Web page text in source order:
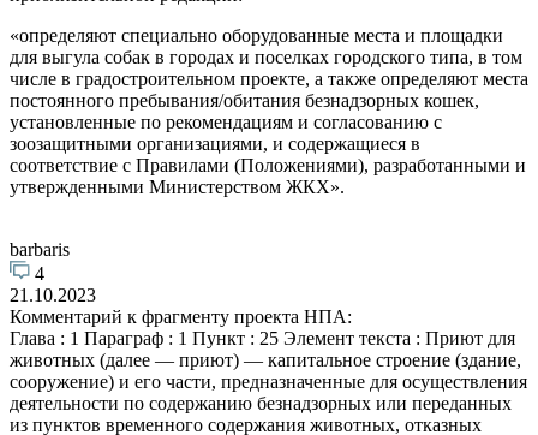
«определяют специально оборудованные места и площадки
для выгула собак в городах и поселках городского типа, в том
числе в градостроительном проекте, а также определяют места
постоянного пребывания/обитания безнадзорных кошек,
установленные по рекомендациям и согласованию с
зоозащитными организациями, и содержащиеся в
соответствие с Правилами (Положениями), разработанными и
утвержденными Министерством ЖКХ».
barbaris
4
21.10.2023
Комментарий к фрагменту проекта НПА:
Глава : 1 Параграф : 1 Пункт : 25 Элемент текста : Приют для
животных (далее — приют) — капитальное строение (здание,
сооружение) и его части, предназначенные для осуществления
деятельности по содержанию безнадзорных или переданных
из пунктов временного содержания животных, отказных